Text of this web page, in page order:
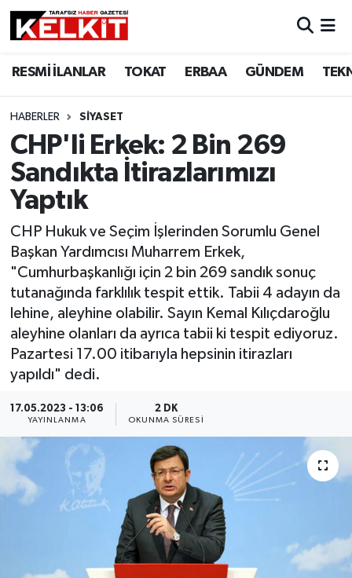
RESMİ İLANLAR TOKAT ERBAA GÜNDEM
HABERLER SİYASET
CHP'li Erkek: 2 Bin 269
Sandıkta İtirazlarımızı
Yaptık
CHP Hukuk ve Seçim İşlerinden Sorumlu Genel
Başkan Yardımcısı Muharrem Erkek,
"Cumhurbaşkanlığı için 2 bin 269 sandık sonuç
tutanağında farklılık tespit ettik. Tabii 4 adayın da
lehine, aleyhine olabilir. Sayın Kemal Kılıçdaroğlu
aleyhine olanları da ayrıca tabii ki tespit ediyoruz.
Pazartesi 17.00 itibarıyla hepsinin itirazları
yapıldı" dedi.
17.05.2023 - 13:06
YAYINLANMA
2 DK
OKUNMA SÜRESI